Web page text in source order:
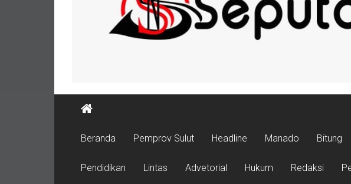
Beranda Pemprov Sulut Headline Manado Bitung
Pendidikan Lintas Advetorial Hukum Redaksi